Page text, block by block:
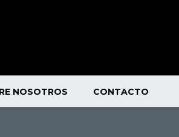
NOSOTROS CONTACTO